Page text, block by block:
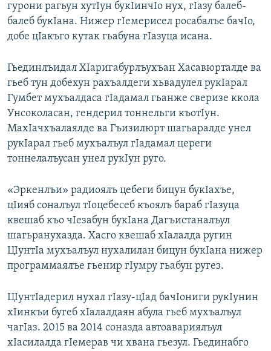
гурони рагьун хутIун букIинчIо нух, гIазу балеб-
балеб букIана. Нижер гIемерисел росабалъе бачIо,
добе цIакъго кутак гьабуна гIазуца исана.
Гьединлъидал ХIаригабурлъухъан Хасавюрталде ва
гьеб тун добехун рахъалдеги хьвадулел рукIарал
Гумбет мухъалдаса гIадамал гьанже сверизе ккола
Унсоколасан, гендерил тоннельги къотIун.
МахIачхъалаялде ва Гъизилюрт шагьаралде унел
рукIарал гьеб мухъалъул гIадамал цереги
тоннелалъусан унел рукIун руго.
«Эркенлъи» радиоялъ цебеги бицун букIахъе,
цIияб соналъул тIоцебесеб къоялъ бараб гIазуца
квешаб къо чIезабун букIана Дагъистаналъул
шагьранухазда. Хасго квешаб хIалалда ругин
ЦIунтIа мухъалъул нухалилан бицун букIана нижер
программаялъе гьенир гIумру гьабун ругез.
ЦIунтIадерил нухал гIазу-цIад бачIониги рукIунин
хIинкъи бугеб хIалалдаян абула гьеб мухъалъул
чагIаз. 2015 ва 2014 соназда автоавариялъул
хIасилалда гIемерав чи хвана гьезул. Гьединабго